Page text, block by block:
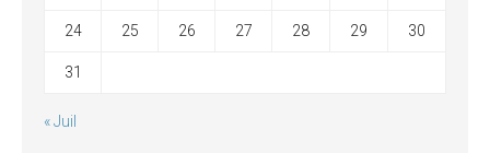
24 25 26 27 28 29 30
31
« Juil